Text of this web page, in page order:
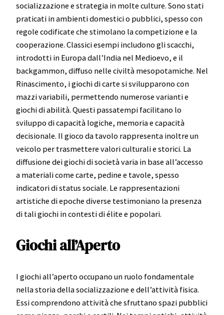
socializzazione e strategia in molte culture. Sono stati
praticati in ambienti domestici o pubblici, spesso con
regole codificate che stimolano la competizione e la
cooperazione. Classici esempi includono gli scacchi,
introdotti in Europa dall’India nel Medioevo, e il
backgammon, diffuso nelle civiltà mesopotamiche. Nel
Rinascimento, i giochi di carte si svilupparono con
mazzi variabili, permettendo numerose varianti e
giochi di abilità. Questi passatempi facilitano lo
sviluppo di capacità logiche, memoria e capacità
decisionale. Il gioco da tavolo rappresenta inoltre un
veicolo per trasmettere valori culturali e storici. La
diffusione dei giochi di società varia in base all’accesso
a materiali come carte, pedine e tavole, spesso
indicatori di status sociale. Le rappresentazioni
artistiche di epoche diverse testimoniano la presenza
di tali giochi in contesti di élite e popolari.
Giochi all’Aperto
I giochi all’aperto occupano un ruolo fondamentale
nella storia della socializzazione e dell’attività fisica.
Essi comprendono attività che sfruttano spazi pubblici